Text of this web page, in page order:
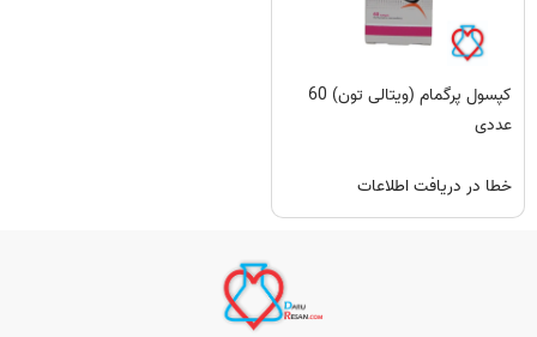
کپسول پرگمام (ویتالی تون) 60
عددی
خطا در دریافت اطلاعات